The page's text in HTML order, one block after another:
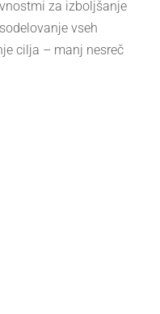
za izboljšanje
vseh
cilja – manj nesreč